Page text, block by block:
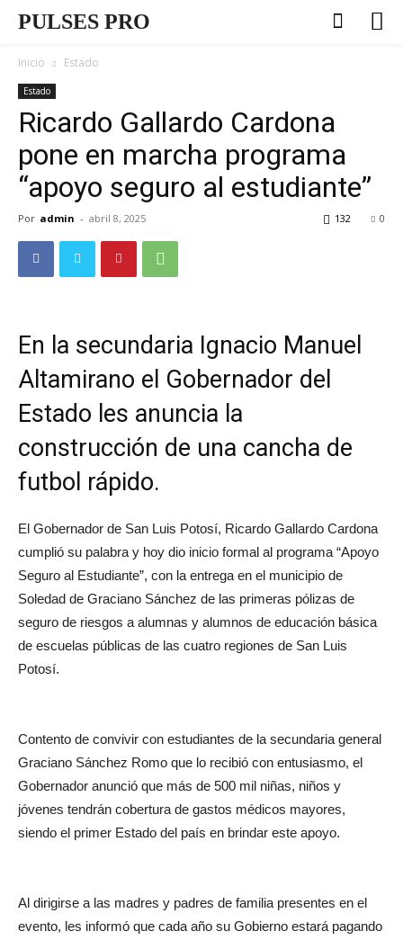
PULSES PRO
Inicio Estado
Estado
Ricardo Gallardo Cardona
pone en marcha programa
“apoyo seguro al estudiante”
Por admin - abril 8, 2025 0
132
En la secundaria Ignacio Manuel
Altamirano el Gobernador del
Estado les anuncia la
construcción de una cancha de
futbol rápido.
El Gobernador de San Luis Potosí, Ricardo Gallardo Cardona
cumplió su palabra y hoy dio inicio formal al programa “Apoyo
Seguro al Estudiante”, con la entrega en el municipio de
Soledad de Graciano Sánchez de las primeras pólizas de
seguro de riesgos a alumnas y alumnos de educación básica
de escuelas públicas de las cuatro regiones de San Luis
Potosí.
Contento de convivir con estudiantes de la secundaria general
Graciano Sánchez Romo que lo recibió con entusiasmo, el
Gobernador anunció que más de 500 mil niñas, niños y
jóvenes tendrán cobertura de gastos médicos mayores,
siendo el primer Estado del país en brindar este apoyo.
Al dirigirse a las madres y padres de familia presentes en el
evento, les informó que cada año su Gobierno estará pagando